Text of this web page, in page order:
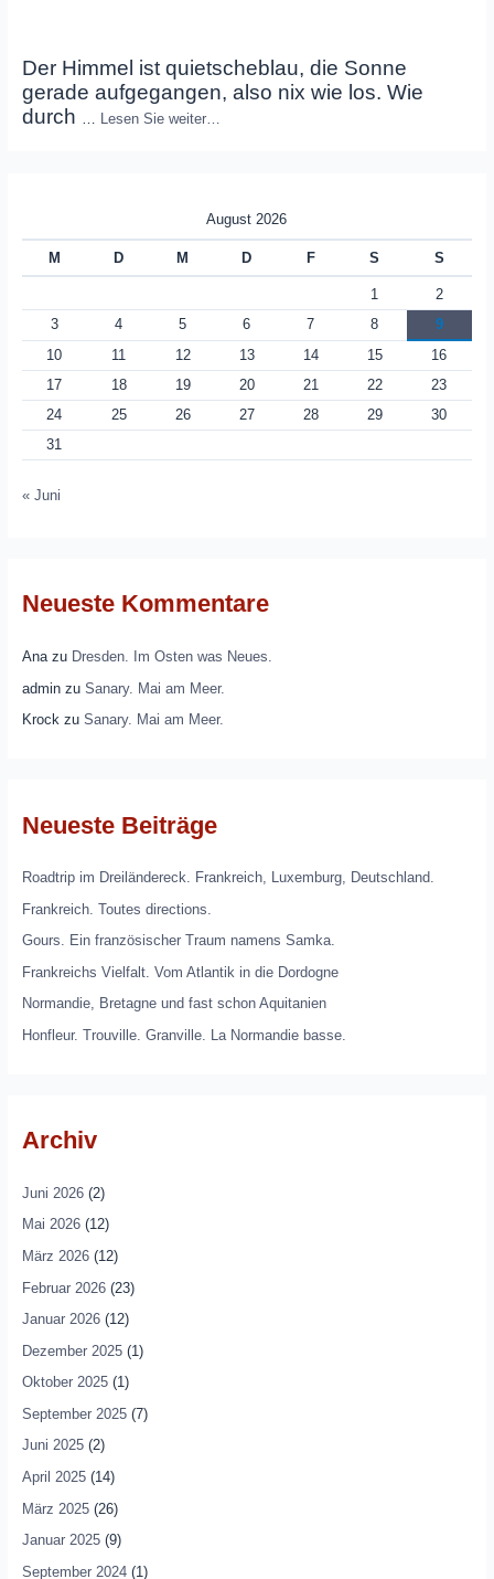
Der Himmel ist quietscheblau, die Sonne
gerade aufgegangen, also nix wie los. Wie
durch … Lesen Sie weiter…
August 2026
M D M D F S S
1
2
3
4 5 6 7 8
9
10
11 12 13 14 15
16
17
18 19 20 21 22
23
24
25 26 27 28 29
30
31
« Juni
Neueste Kommentare
Anazu Dresden. Im Osten was Neues.
adminzu Sanary. Mai am Meer.
Krockzu Sanary. Mai am Meer.
Neueste Beiträge
Roadtrip im Dreiländereck. Frankreich, Luxemburg, Deutschland.
Frankreich. Toutes directions.
Gours. Ein französischer Traum namens Samka.
Frankreichs Vielfalt. Vom Atlantik in die Dordogne
Normandie, Bretagne und fast schon Aquitanien
Honfleur. Trouville. Granville. La Normandie basse.
Archiv
Juni 2026(2)
Mai 2026(12)
März 2026(12)
Februar 2026(23)
Januar 2026(12)
Dezember 2025(1)
Oktober 2025(1)
September 2025(7)
Juni 2025(2)
April 2025(14)
März 2025(26)
Januar 2025(9)
September 2024(1)